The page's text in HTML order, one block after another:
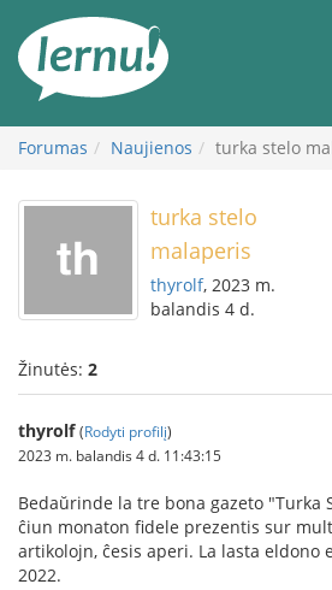
turinį
Forumas Naujienos turka stelo
turka stelo
malaperis
thyrolf, 2023 m.
balandis 4 d.
Žinutės: 2
thyrolf (Rodyti profilį)
2023 m. balandis 4 d. 11:43:15
Bedaŭrinde la tre bona gazeto "Turka
ĉiun monaton fidele prezentis sur
artikolojn, ĉesis aperi. La lasta eldono
2022.